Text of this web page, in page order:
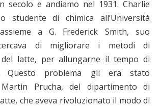
secolo e andiamo nel 1931. Charlie
studente di chimica all’Università
a G. Frederick Smith, suo
di migliorare i metodi di
del latte, per allungarne il tempo di
Questo problema gli era stato
Prucha, del dipartimento di
che aveva rivoluzionato il modo di